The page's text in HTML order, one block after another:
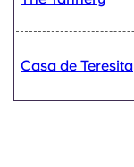
Casa de Teresita